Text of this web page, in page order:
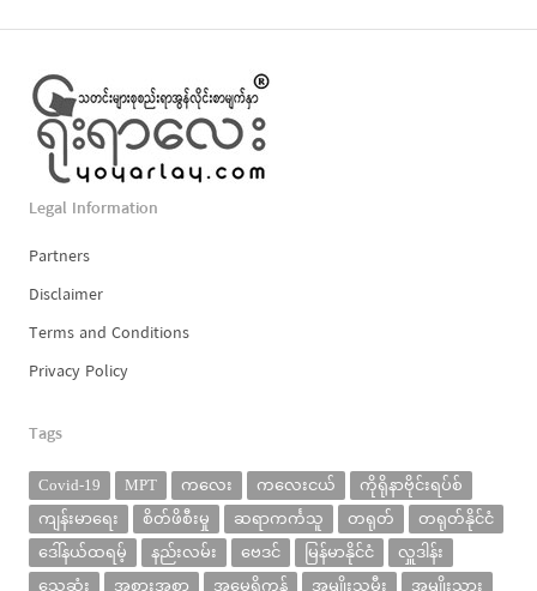
Legal Information
Partners
Disclaimer
Terms and Conditions
Privacy Policy
Tags
Covid-19 MPT ကလေး ကလေးငယ်
ကိုရိုနာဗိုင်းရပ်စ်
ကျန်းမာရေး
စိတ်ဖိစီးမှု ဆရာကင်္ကသူ တရုတ်
တရုတ်နိုင်ငံ
ဒေါ်နယ်ထရမ့်
နည်းလမ်း ဗေဒင် မြန်မာနိုင်ငံ
လှူဒါန်း
သေဆုံး
အစားအစာ အမေရိကန် အမျိုးသမီး အမျိုးသား